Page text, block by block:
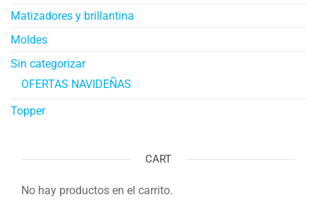
Matizadores y brillantina
Moldes
Sin categorizar
OFERTAS NAVIDEÑAS
Topper
CART
No hay productos en el carrito.